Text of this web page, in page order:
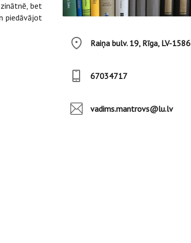
bet
piedāvājot
Raiņa bulv. 19, Rīga, LV-1586
67034717
vadims.mantrovs@lu.lv